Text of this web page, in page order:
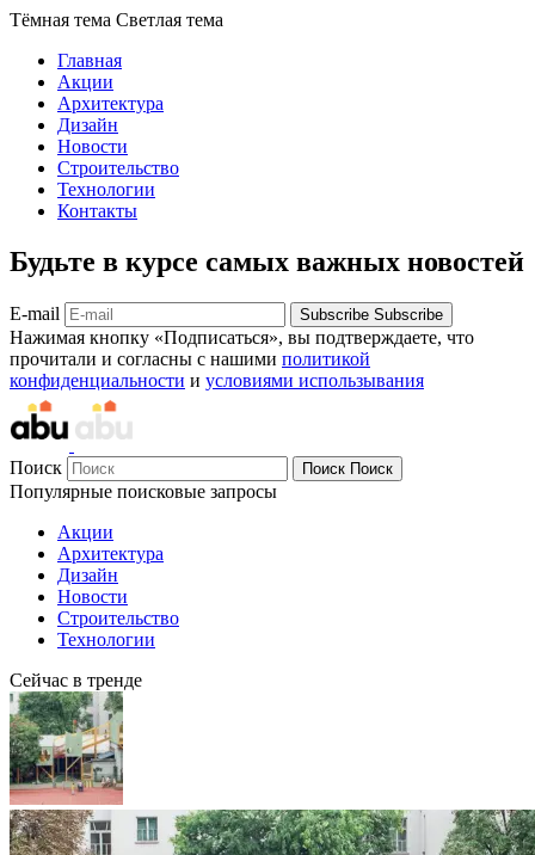
Тёмная тема Светлая тема
Главная
Акции
Архитектура
Дизайн
Новости
Строительство
Технологии
Контакты
Будьте в курсе самых важных новостей
E-mail Subscribe Subscribe
Нажимая кнопку «Подписаться», вы подтверждаете, что
прочитали и согласны с нашими политикой
конфиденциальности и условиями использывания
Поиск Поиск Поиск
Популярные поисковые запросы
Акции
Архитектура
Дизайн
Новости
Строительство
Технологии
Сейчас в тренде